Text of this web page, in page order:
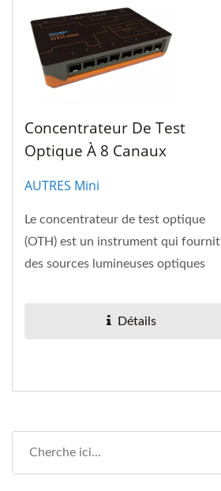
Concentrateur De Test
Optique À 8 Canaux
AUTRES Mini
Le concentrateur de test optique
(OTH) est un instrument qui fournit
des sources lumineuses optiques
Détails